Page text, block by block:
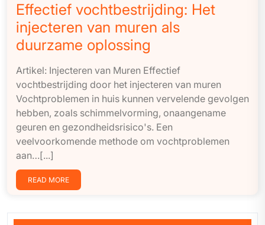
Effectief vochtbestrijding: Het
injecteren van muren als
duurzame oplossing
Artikel: Injecteren van Muren Effectief
vochtbestrijding door het injecteren van muren
Vochtproblemen in huis kunnen vervelende gevolgen
hebben, zoals schimmelvorming, onaangename
geuren en gezondheidsrisico's. Een
veelvoorkomende methode om vochtproblemen
aan…[...]
READ MORE